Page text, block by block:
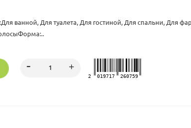
ванной, Для туалета, Для гостиной, Для спальни, Для
2 019717 260759